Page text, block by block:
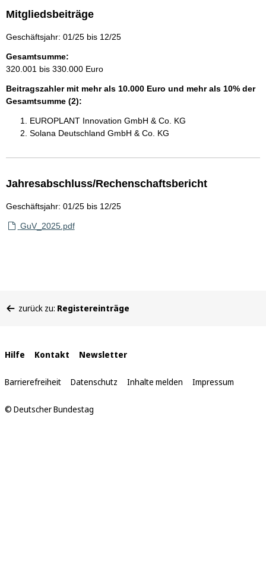
Mitgliedsbeiträge
Geschäftsjahr: 01/25 bis 12/25
Gesamtsumme:
320.001 bis 330.000 Euro
Beitragszahler mit mehr als 10.000 Euro und mehr als 10% der
Gesamtsumme (2):
EUROPLANT Innovation GmbH & Co. KG
Solana Deutschland GmbH & Co. KG
Jahresabschluss/Rechenschaftsbericht
Geschäftsjahr: 01/25 bis 12/25
GuV_2025.pdf
befinden
zurück zu: Registereinträge
Interne
Links
Hilfe Kontakt Newsletter
Barrierefreiheit Datenschutz Inhalte melden Impressum
© Deutscher Bundestag